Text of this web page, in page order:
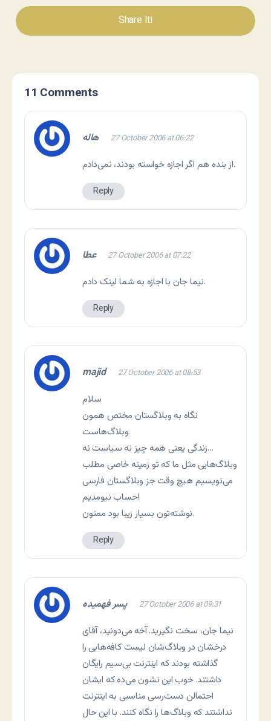
Share It!
11 Comments
هاله 27 October 2006 at 06:22
از بنده هم اگر اجازه خواسته بودند، نمی‌دادم.
Reply
عطا 27 October 2006 at 07:22
نيما جان با اجازه به شما لينک دادم.
Reply
majid 27 October 2006 at 08:53
سلام
نگاه به وبلاگستان مختص همون
وبلاگ‌هاست.
زندگی یعنی همه چیز نه سیاست نه…
وبلاگ‌هايی مثل ما که تو زمینه خاصی مطلب
می‌نویسیم هیچ وقت جز وبلاگستان فارسی
حساب نیومدیم!
نوشته‌تون بسیار زیبا بود ممنون.
Reply
پسر فهمیده 27 October 2006 at 09:31
نیما جان، سخت نگیرید. آخه می‌دونید، آقای
درخشان در وبلاگ‌شان لیست کافه‌هایی را
گذاشته بودند که اینترنت بی‌سیم رایگان
داشتند. خوب این نشون می‌ده که ایشان
احتمالن دست‌رسی مناسبی به اینترنت
نداشتند که وبلاگ‌ها را نگاه کنند. با این حال